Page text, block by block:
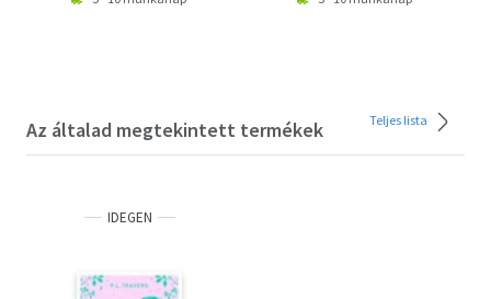
Az általad megtekintett termékek Teljes lista
IDEGEN